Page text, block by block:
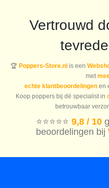
Vertrouwd
🏆 Poppers-Store.nl is een
met
echte klantbeoordelingenen
Koop poppers bij dé specialist in
betrouwbaar
⭐️⭐️⭐️⭐️⭐️ 9,8 / 10
beoordelingen bij